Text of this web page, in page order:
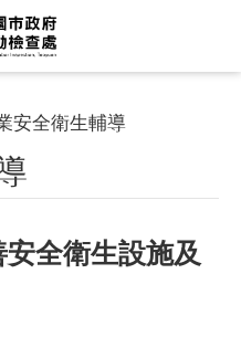
安全衛生輔導
全衛生設施及